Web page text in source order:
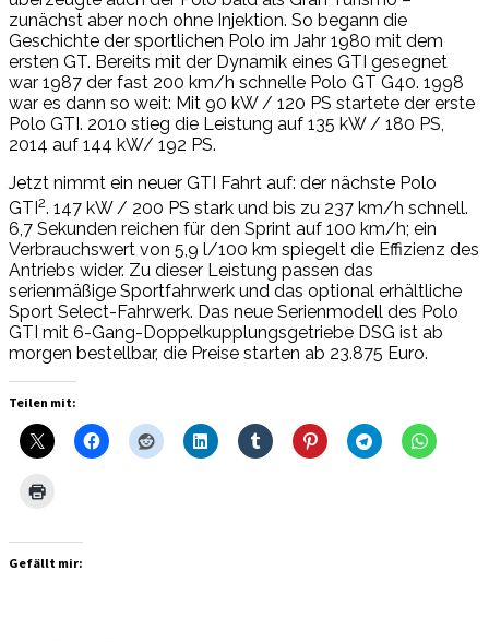
zunächst aber noch ohne Injektion. So begann die
Geschichte der sportlichen Polo im Jahr 1980 mit dem
ersten GT. Bereits mit der Dynamik eines GTI gesegnet
war 1987 der fast 200 km/h schnelle Polo GT G40. 1998
war es dann so weit: Mit 90 kW / 120 PS startete der erste
Polo GTI. 2010 stieg die Leistung auf 135 kW / 180 PS,
2014 auf 144 kW/ 192 PS.
Jetzt nimmt ein neuer GTI Fahrt auf: der nächste Polo
GTI2. 147 kW / 200 PS stark und bis zu 237 km/h schnell.
6,7 Sekunden reichen für den Sprint auf 100 km/h; ein
Verbrauchswert von 5,9 l/100 km spiegelt die Effizienz des
Antriebs wider. Zu dieser Leistung passen das
serienmäßige Sportfahrwerk und das optional erhältliche
Sport Select-Fahrwerk. Das neue Serienmodell des Polo
GTI mit 6-Gang-Doppelkupplungsgetriebe DSG ist ab
morgen bestellbar, die Preise starten ab 23.875 Euro.
Teilen mit:
Gefällt mir: